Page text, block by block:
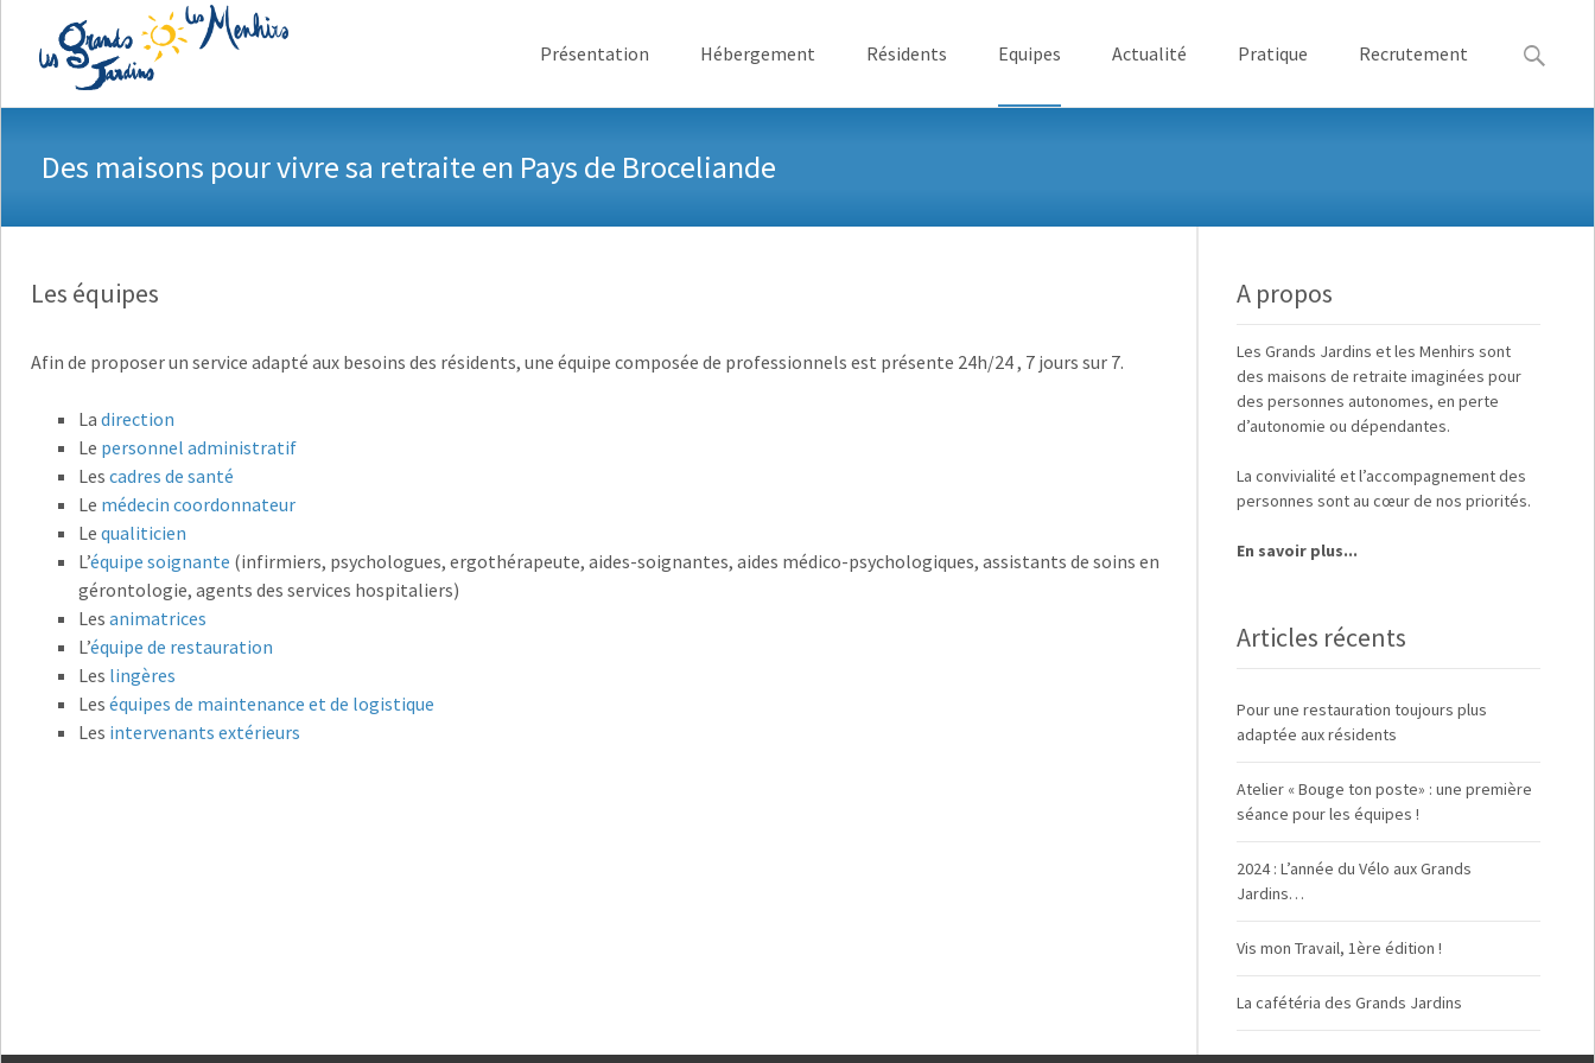
Présentation
Hébergement Résidents Equipes Actualité Pratique Recrutement
Des maisons pour vivre sa retraite en Pays de Broceliande
Les équipes
Afin de proposer un service adapté aux besoins des résidents, une équipe composée de professionnels est présente 24h/24 , 7 jours sur 7.
Ladirection
Le personnel administratif
Lescadres de santé
Le médecin coordonnateur
Lequaliticien
L’équipe soignante (infirmiers, psychologues, ergothérapeute, aides-soignantes, aides médico-psychologiques, assistants de soins en
gérontologie, agents des services hospitaliers)
Lesanimatrices
L’équipe de restauration
Les lingères
Leséquipes de maintenance et de logistique
Les intervenants extérieurs
A propos
Les Grands Jardins etles Menhirs sont
des maisons de retraite imaginées pour
des personnes autonomes, en perte
d’autonomie ou dépendantes.
La convivialité etl’accompagnement des
personnes sont au cœur de nos priorités.
En savoir plus...
Articles récents
Pour une restauration toujours plus
adaptée aux résidents
Atelier « Bouge ton poste» : une première
séance pour les équipes !
2024 : L’année du Vélo aux Grands
Jardins…
Vis mon Travail, 1ère édition !
La cafétéria des Grands Jardins